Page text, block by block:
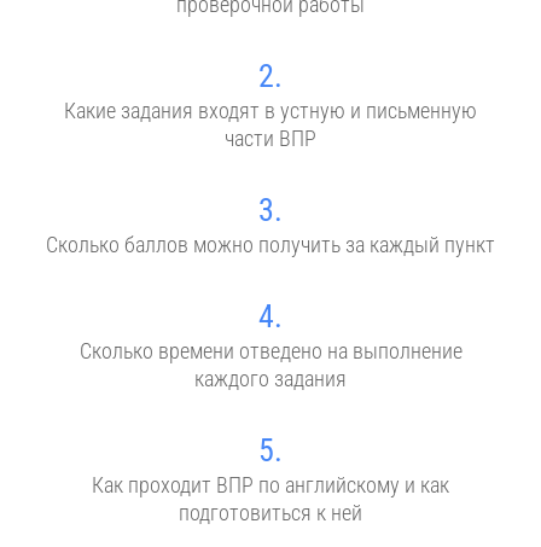
2.
Какие задания входят в устную и письменную
части ВПР
3.
Сколько баллов можно получить за каждый пункт
4.
Сколько времени отведено на выполнение
каждого задания
5.
Как проходит ВПР по английскому и как
подготовиться к ней